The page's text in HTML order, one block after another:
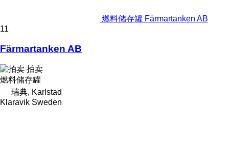
燃料储存罐 Färmartanken AB
11
Färmartanken AB
拍卖
燃料储存罐
瑞典, Karlstad
Klaravik Sweden